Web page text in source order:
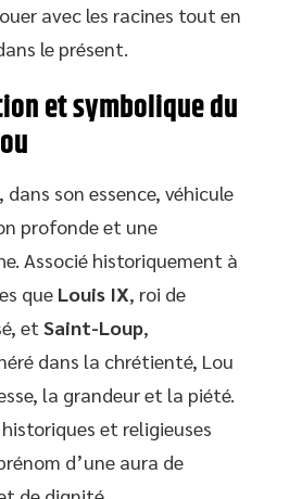
avec les racines tout en
le présent.
et symbolique du
dans son essence, véhicule
profonde et une
Associé historiquement à
que Louis IX, roi de
et Saint-Loup,
dans la chrétienté, Lou
la grandeur et la piété.
et religieuses
d’une aura de